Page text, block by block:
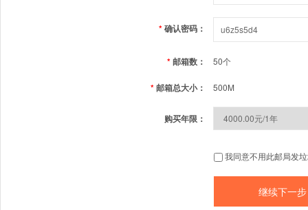
*确认密码：
*邮箱数： 50个
*邮箱总大小： 500M
购买年限：
我同意不用此邮局发